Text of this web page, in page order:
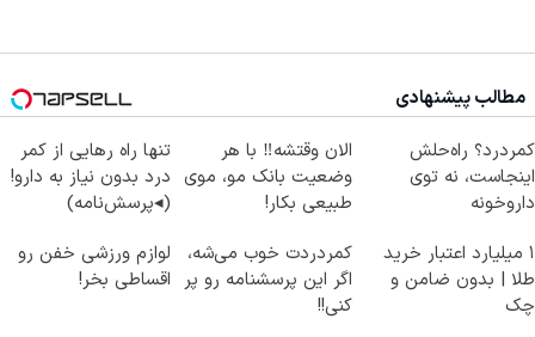
مطالب پیشنهادی
کمردرد؟ راه‌حلش
اینجاست، نه توی
داروخونه
الان وقتشه‼️ با هر
وضعیت بانک مو، موی
طبیعی بکار!
تنها راه رهایی از کمر
درد بدون نیاز به دارو!
(◂پرسش‌نامه)
۱ میلیارد اعتبار خرید
طلا | بدون ضامن و
چک
کمردردت خوب می‌شه،
اگر این پرسشنامه رو پر
کنی!!
لوازم ورزشی خفن رو
اقساطی بخر!